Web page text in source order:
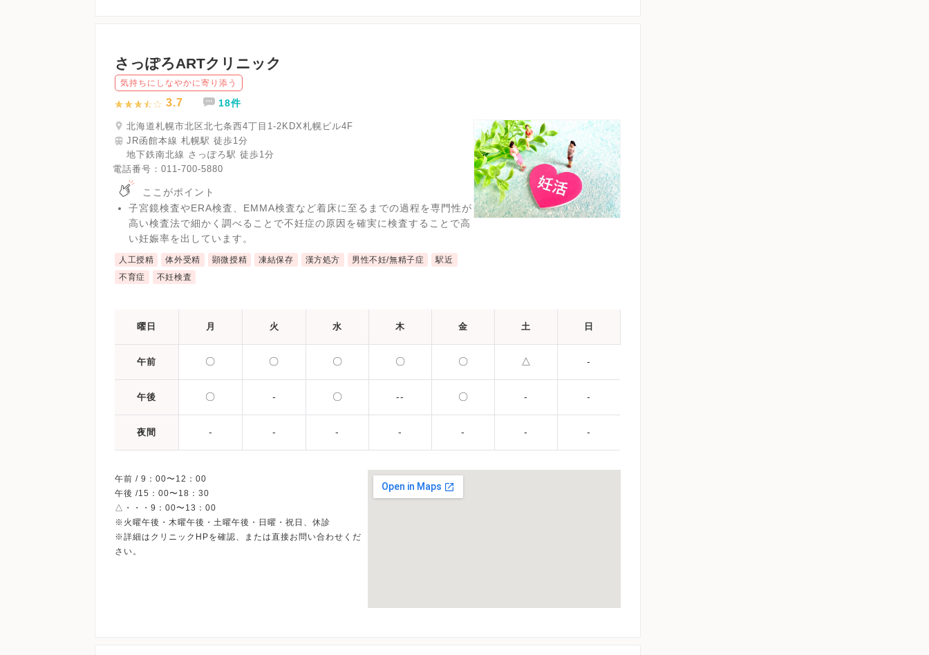
さっぽろARTクリニック
気持ちにしなやかに寄り添う
3.7 18件
北海道札幌市北区北七条西4丁目1-2KDX札幌ビル4F
JR函館本線 札幌駅 徒歩1分
地下鉄南北線 さっぽろ駅 徒歩1分
電話番号： 011-700-5880
ここがポイント
子宮鏡検査やERA検査、EMMA検査など着床に至るまでの過程を専門性が
高い検査法で細かく調べることで不妊症の原因を確実に検査することで高
い妊娠率を出しています。
人工授精 体外受精 顕微授精 凍結保存 漢方処方 男性不妊/無精子症
駅近
不育症
不妊検査
曜日 月 火 水 木 金 土 日
午前 〇 〇 〇 〇 〇 △ -
午後 〇 - 〇 -- 〇 - -
夜間 - - - - - - -
午前 / 9：00〜12：00
午後 /15：00〜18：30
△・・・9：00〜13：00
※火曜午後・木曜午後・土曜午後・日曜・祝日、休診
※詳細はクリニックHPを確認、または直接お問い合わせくだ